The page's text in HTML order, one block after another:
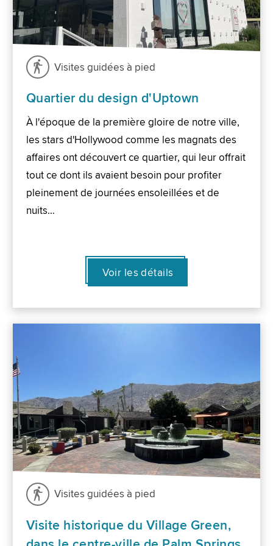
Visites guidées à pied
Quartier du design d'Uptown
À l'époque de la première gloire de notre ville,
les stars d'Hollywood comme les magnats des
affaires ont découvert ce quartier, qui leur offrait
tout ce dont ils avaient besoin pour profiter
pleinement de journées ensoleillées et de
nuits…
Voir les détails
Visites guidées à pied
Visite historique du Village Green,